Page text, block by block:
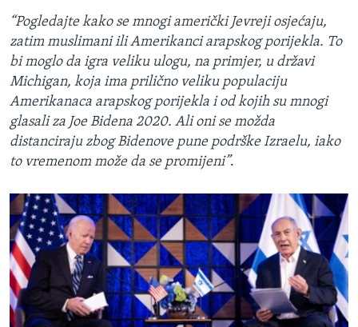
“Pogledajte kako se mnogi američki Jevreji osjećaju,
zatim muslimani ili Amerikanci arapskog porijekla. To
bi moglo da igra veliku ulogu, na primjer, u državi
Michigan, koja ima prilično veliku populaciju
Amerikanaca arapskog porijekla i od kojih su mnogi
glasali za Joe Bidena 2020. Ali oni se možda
distanciraju zbog Bidenove pune podrške Izraelu, iako
to vremenom može da se promijeni”.